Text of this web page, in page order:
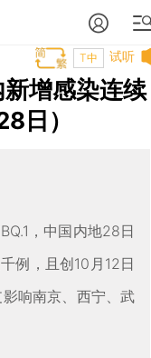
试听
T中
增感染连续
日）
，中国内地28日
例，且创10月12日
响南京、西宁、武